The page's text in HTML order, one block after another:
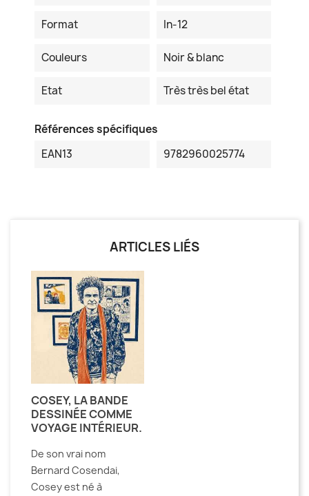
Format In-12
Couleurs Noir & blanc
Etat Très très bel état
Références spécifiques
EAN13
9782960025774
ARTICLES LIÉS
COSEY, LA BANDE
DESSINÉE COMME
VOYAGE INTÉRIEUR.
De son vrai nom
Bernard Cosendai,
Cosey est né à